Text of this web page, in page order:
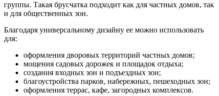
группы. Такая брусчатка подходит как для частных домов, так
и для общественных зон.
Благодаря универсальному дизайну ее можно использовать
для:
оформления дворовых территорий частных домов;
мощения садовых дорожек и площадок отдыха;
создания входных зон и подъездных зон;
благоустройства парков, набережных, пешеходных зон;
оформления террас, кафе, загородных комплексов.